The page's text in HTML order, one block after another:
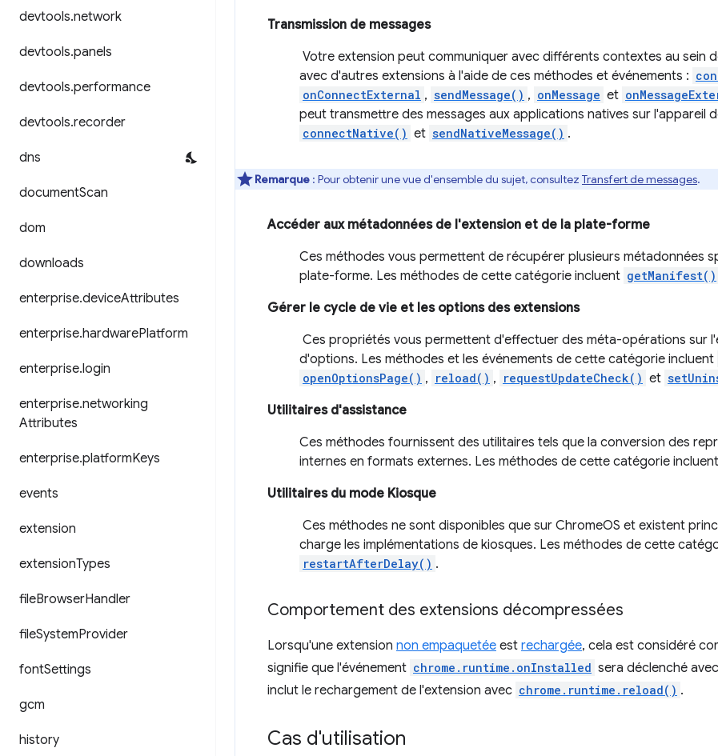
devtools.network
devtools.panels
devtools.performance
devtools.recorder
dns
documentScan
dom
downloads
enterprise.deviceAttributes
enterprise.hardwarePlatform
enterprise.login
enterprise.networking
Attributes
enterprise.platformKeys
events
extension
extensionTypes
fileBrowserHandler
fileSystemProvider
fontSettings
gcm
history
Transmission de messages
Votre extension peut communiquer avec différents contextes au sein
avec d'autres extensions à l'aide de ces méthodes et événements :
onConnectExternal , sendMessage() , onMessage et
peut transmettre des messages aux applications natives sur l'appareil
connectNative() et sendNativeMessage() .
Remarque : Pour obtenir une vue d'ensemble du sujet, consultez Transfert de messages.
Accéder aux métadonnées de l'extension et de la plate-forme
Ces méthodes vous permettent de récupérer plusieurs métadonnées
plate-forme. Les méthodes de cette catégorie incluent getManifest()
Gérer le cycle de vie et les options des extensions
Ces propriétés vous permettent d'effectuer des méta-opérations sur
d'options. Les méthodes et les événements de cette catégorie incluent
openOptionsPage() , reload() , requestUpdateCheck() et
Utilitaires d'assistance
Ces méthodes fournissent des utilitaires tels que la conversion des
internes en formats externes. Les méthodes de cette catégorie incluent
Utilitaires du mode Kiosque
Ces méthodes ne sont disponibles que sur ChromeOS et existent
charge les implémentations de kiosques. Les méthodes de cette
restartAfterDelay() .
Comportement des extensions décompressées
Lorsqu'une extension non empaquetée est rechargée, cela est considéré
signifie que l'événement chrome.runtime.onInstalled sera déclenché
inclut le rechargement de l'extension avec chrome.runtime.reload() .
Cas d'utilisation